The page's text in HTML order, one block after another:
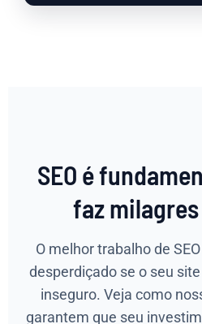
SEO é
faz
O melhor trabalho de
desperdiçado se o seu
inseguro. Veja como
garantem que seu